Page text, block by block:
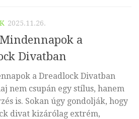
2025.11.26.
a
Divatban
a Dreadlock Divatban
nem csupán egy stílus, hanem
is. Sokan úgy gondolják, hogy
divat kizárólag extrém,